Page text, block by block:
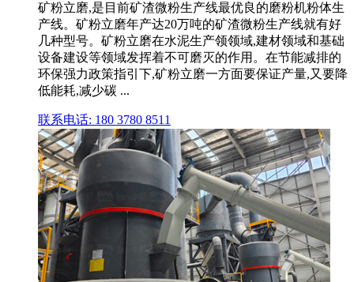
矿粉立磨,是目前矿渣微粉生产线最优良的磨粉机粉体生
产线。矿粉立磨年产达20万吨的矿渣微粉生产线就有好
几种型号。矿粉立磨在水泥生产领领域,建材领域和基础
设备建设等领域发挥着不可磨灭的作用。在节能减排的
环保强力政策指引下,矿粉立磨一方面要保证产量,又要降
低能耗,减少碳 ...
联系电话: 180 3780 8511